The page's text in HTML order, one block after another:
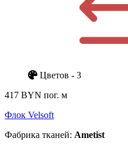
Цветов - 3
417 BYN пог. м
Флок Velsoft
Фабрика тканей: Ametist